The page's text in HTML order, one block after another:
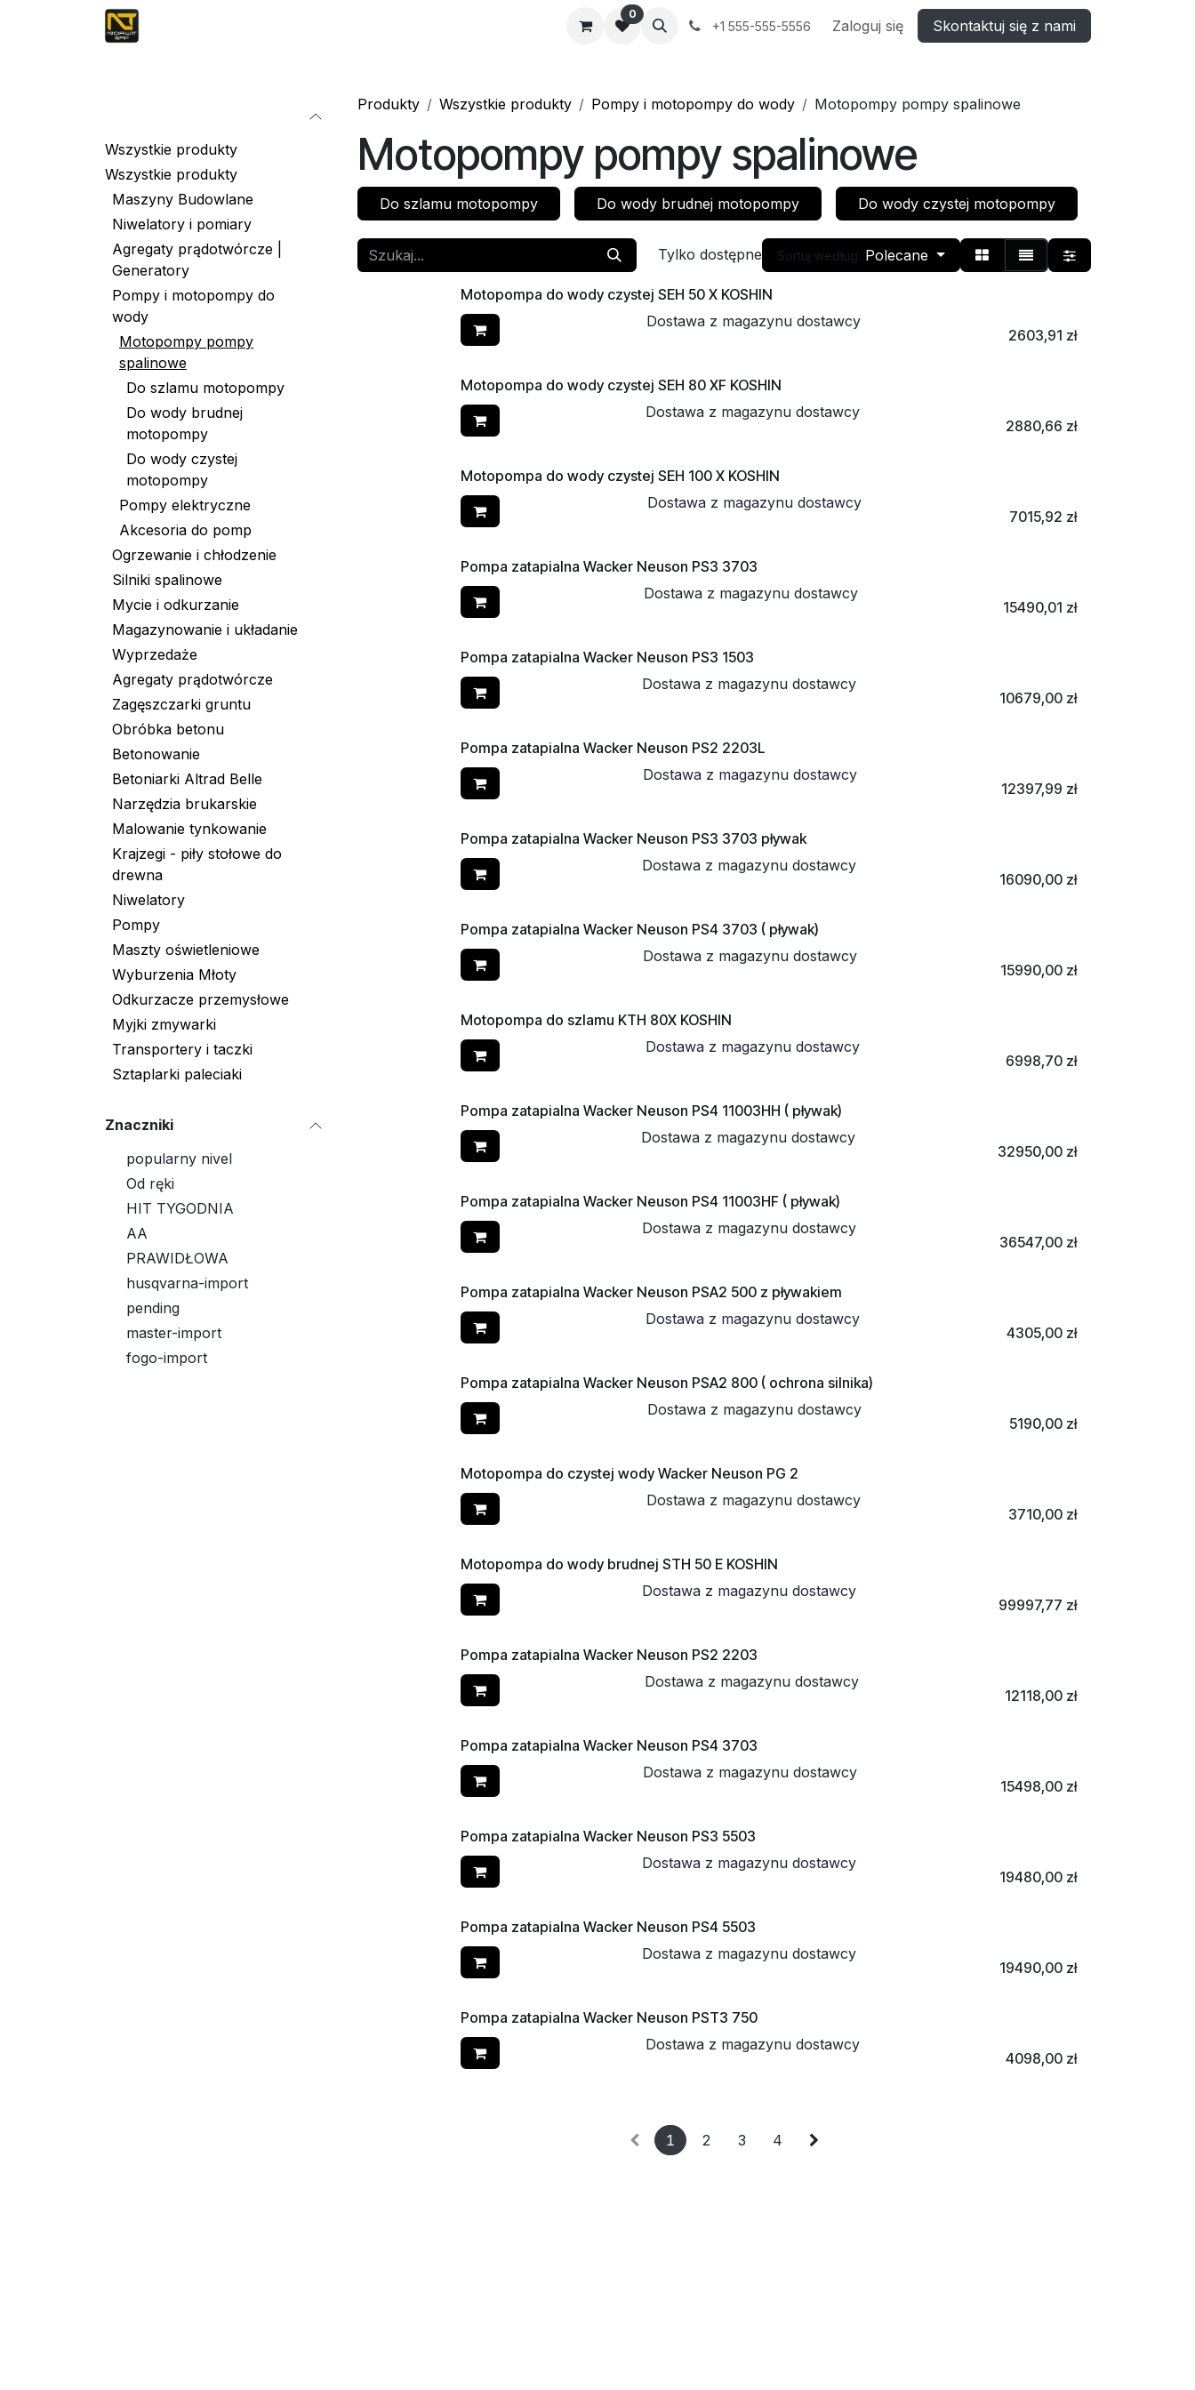
Przejdź do zawartości
0
+1 555-555-5556 Zaloguj się Skontaktuj się z nami
Wszystkie produkty
Wszystkie produkty
Maszyny Budowlane
Niwelatory i pomiary
Agregaty prądotwórcze |
Generatory
Pompy i motopompy do
wody
Motopompy pompy
spalinowe
Do szlamu motopompy
Do wody brudnej
motopompy
Do wody czystej
motopompy
Pompy elektryczne
Akcesoria do pomp
Ogrzewanie i chłodzenie
Silniki spalinowe
Mycie i odkurzanie
Magazynowanie i układanie
Wyprzedaże
Agregaty prądotwórcze
Zagęszczarki gruntu
Obróbka betonu
Betonowanie
Betoniarki Altrad Belle
Narzędzia brukarskie
Malowanie tynkowanie
Krajzegi - piły stołowe do
drewna
Niwelatory
Pompy
Maszty oświetleniowe
Wyburzenia Młoty
Odkurzacze przemysłowe
Myjki zmywarki
Transportery i taczki
Sztaplarki paleciaki
Znaczniki
popularny nivel
Od ręki
HIT TYGODNIA
AA
PRAWIDŁOWA
husqvarna-import
pending
master-import
fogo-import
Produkty Wszystkie produkty Pompy i motopompy do wody Motopompy pompy spalinowe
Motopompy pompy spalinowe
Do szlamu motopompy Do wody brudnej motopompy Do wody czystej motopompy
Tylko dostępne Sortuj według: Polecane
Motopompa do wody czystej SEH 50 X KOSHIN
Dostawa z magazynu dostawcy
2603,91 zł
Motopompa do wody czystej SEH 80 XF KOSHIN
Dostawa z magazynu dostawcy
2880,66 zł
Motopompa do wody czystej SEH 100 X KOSHIN
Dostawa z magazynu dostawcy
7015,92 zł
Pompa zatapialna Wacker Neuson PS3 3703
Dostawa z magazynu dostawcy
15490,01 zł
Pompa zatapialna Wacker Neuson PS3 1503
Dostawa z magazynu dostawcy
10679,00zł
Pompa zatapialna Wacker Neuson PS2 2203L
Dostawa z magazynu dostawcy
12397,99 zł
Pompa zatapialna Wacker Neuson PS3 3703 pływak
Dostawa z magazynu dostawcy
16090,00zł
Pompa zatapialna Wacker Neuson PS4 3703 ( pływak)
Dostawa z magazynu dostawcy
15990,00zł
Motopompa do szlamu KTH 80X KOSHIN
Dostawa z magazynu dostawcy
6998,70zł
Pompa zatapialna Wacker Neuson PS4 11003HH ( pływak)
Dostawa z magazynu dostawcy
32950,00zł
Pompa zatapialna Wacker Neuson PS4 11003HF ( pływak)
Dostawa z magazynu dostawcy
36547,00zł
Pompa zatapialna Wacker Neuson PSA2 500 z pływakiem
Dostawa z magazynu dostawcy
4305,00zł
Pompa zatapialna Wacker Neuson PSA2 800 ( ochrona silnika)
Dostawa z magazynu dostawcy
5190,00zł
Motopompa do czystej wody Wacker Neuson PG 2
Dostawa z magazynu dostawcy
3710,00zł
Motopompa do wody brudnej STH 50 E KOSHIN
Dostawa z magazynu dostawcy
99997,77 zł
Pompa zatapialna Wacker Neuson PS2 2203
Dostawa z magazynu dostawcy
12118,00zł
Pompa zatapialna Wacker Neuson PS4 3703
Dostawa z magazynu dostawcy
15498,00zł
Pompa zatapialna Wacker Neuson PS3 5503
Dostawa z magazynu dostawcy
19480,00zł
Pompa zatapialna Wacker Neuson PS4 5503
Dostawa z magazynu dostawcy
19490,00zł
Pompa zatapialna Wacker Neuson PST3 750
Dostawa z magazynu dostawcy
4098,00zł
1 2 3 4